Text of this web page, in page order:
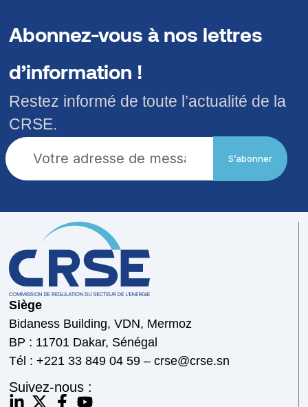
LA PERIODE D’APPLICATION
DE LA STRUCTURE DES PRIX
DU 6 DECEMBRE 2025
Abonnez-vous à nos lettres
d’information !
Restez informé de toute l’actualité de la
CRSE.
S’abonner
Siège
Bidaness Building, VDN, Mermoz
BP : 11701 Dakar, Sénégal
Tél : +221 33 849 04 59 – crse@crse.sn
Suivez-nous :